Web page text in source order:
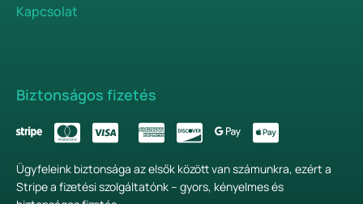
Kapcsolat
Biztonságos fizetés
Ügyfeleink biztonsága az elsők között van számunkra, ezért a
Stripe a fizetési szolgáltatónk – gyors, kényelmes és